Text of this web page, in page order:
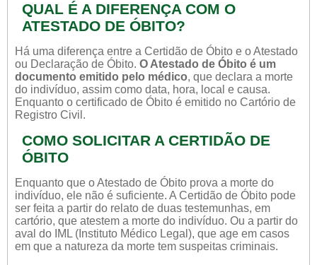
QUAL É A DIFERENÇA COM O
ATESTADO DE ÓBITO?
Há uma diferença entre a Certidão de Óbito e o Atestado
ou Declaração de Óbito. O Atestado de Óbito é um
documento emitido pelo médico, que declara a morte
do indivíduo, assim como data, hora, local e causa.
Enquanto o certificado de Óbito é emitido no Cartório de
Registro Civil.
COMO SOLICITAR A CERTIDÃO DE
ÓBITO
Enquanto que o Atestado de Óbito prova a morte do
indivíduo, ele não é suficiente. A Certidão de Óbito pode
ser feita a partir do relato de duas testemunhas, em
cartório, que atestem a morte do indivíduo. Ou a partir do
aval do IML (Instituto Médico Legal), que age em casos
em que a natureza da morte tem suspeitas criminais.